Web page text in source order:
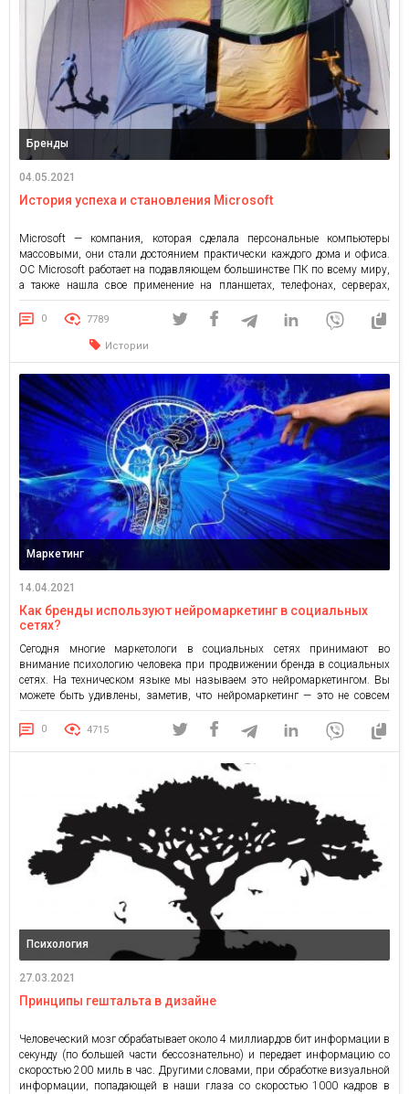
Бренды
04.05.2021
История успеха и становления Microsoft
Microsoft — компания, которая сделала персональные компьютеры
массовыми, они стали достоянием практически каждого дома и офиса.
ОС Microsoft работает на подавляющем большинстве ПК по всему миру,
а также нашла свое применение на планшетах, телефонах, серверах,
игровых консолях, банкоматах и т.д. Спустя 43 года Microsoft входит в
пятерку самых ценных компаний, наряду с Facebook, Apple, Google […]
0 7789
Истории
Маркетинг
14.04.2021
Как бренды используют нейромаркетинг в социальных
сетях?
Сегодня многие маркетологи в социальных сетях принимают во
внимание психологию человека при продвижении бренда в социальных
сетях. На техническом языке мы называем это нейромаркетингом. Вы
можете быть удивлены, заметив, что нейромаркетинг — это не совсем
современная маркетинговая стратегия. Этот термин был впервые введен
еще в 2002 году, когда исследователи начали анализировать нейронную
0 4715
Психология
27.03.2021
Принципы гештальта в дизайне
Человеческий мозг обрабатывает около 4 миллиардов бит информации в
секунду (по большей части бессознательно) и передает информацию со
скоростью 200 миль в час. Другими словами, при обработке визуальной
информации, попадающей в наши глаза со скоростью 1000 кадров в